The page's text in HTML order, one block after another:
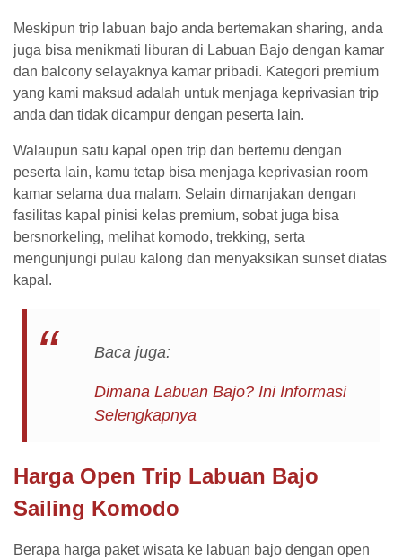
Meskipun trip labuan bajo anda bertemakan sharing, anda
juga bisa menikmati liburan di Labuan Bajo dengan kamar
dan balcony selayaknya kamar pribadi. Kategori premium
yang kami maksud adalah untuk menjaga keprivasian trip
anda dan tidak dicampur dengan peserta lain.
Walaupun satu kapal open trip dan bertemu dengan
peserta lain, kamu tetap bisa menjaga keprivasian room
kamar selama dua malam. Selain dimanjakan dengan
fasilitas kapal pinisi kelas premium, sobat juga bisa
bersnorkeling, melihat komodo, trekking, serta
mengunjungi pulau kalong dan menyaksikan sunset diatas
kapal.
Baca juga:
Dimana Labuan Bajo? Ini Informasi
Selengkapnya
Harga Open Trip Labuan Bajo
Sailing Komodo
Berapa harga paket wisata ke labuan bajo dengan open